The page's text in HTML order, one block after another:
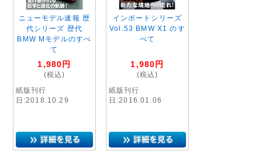
ニューモデル速報 歴
代シリーズ 歴代
BMW Mモデルのすべ
て
1,980 円
(税込)
紙版刊行
日:2018.10.29
インポートシリーズ
Vol.53 BMW X1 のす
べて
1,980 円
(税込)
紙版刊行
日:2016.01.06